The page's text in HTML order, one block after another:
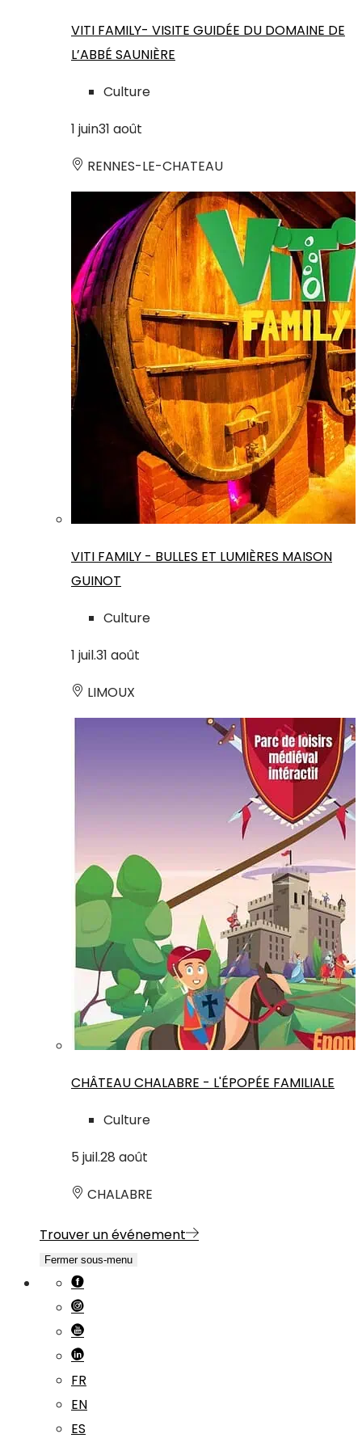
VITI FAMILY- VISITE GUIDÉE DU DOMAINE DE
L’ABBÉ SAUNIÈRE
Culture
1 juin31 août
RENNES-LE-CHATEAU
VITI FAMILY - BULLES ET LUMIÈRES MAISON
GUINOT
Culture
1 juil.31 août
LIMOUX
CHÂTEAU CHALABRE - L'ÉPOPÉE FAMILIALE
Culture
5 juil.28 août
CHALABRE
Trouver un événement
Fermer sous-menu
FR
EN
ES